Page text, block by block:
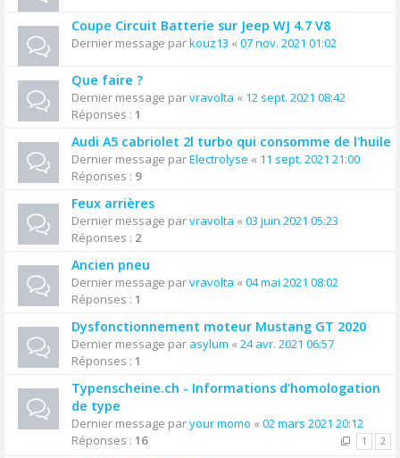
Coupe Circuit Batterie sur Jeep WJ 4.7 V8
Dernier message parkouz13 « 07 nov. 2021 01:02
Que faire ?
Dernier message parvravolta « 12 sept. 2021 08:42
Réponses : 1
Audi A5 cabriolet 2l turbo qui consomme de l'huile
Dernier message parElectrolyse « 11 sept. 2021 21:00
Réponses : 9
Feux arrières
Dernier message parvravolta « 03 juin 2021 05:23
Réponses : 2
Ancien pneu
Dernier message parvravolta « 04 mai 2021 08:02
Réponses : 1
Dysfonctionnement moteur Mustang GT 2020
Dernier message par asylum « 24 avr. 2021 06:57
Réponses : 1
Typenscheine.ch - Informations d'homologation
de type
Dernier message paryour momo « 02 mars 2021 20:12
Réponses : 16 1 2